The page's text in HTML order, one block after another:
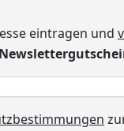
eintragen und